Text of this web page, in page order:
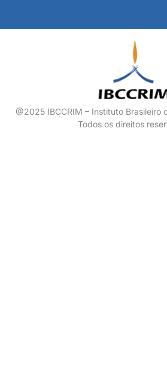
@2025 IBCCRIM – Instituto Brasileiro
Todos os direitos